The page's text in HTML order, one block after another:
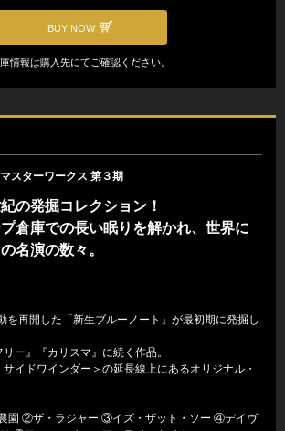
BUY NOW
情報は購入先にてご確認ください。
スターワークス 第３期
の発掘コレクション！
倉庫での長い眠りを解かれ、世界に
名演の数々。
を再開した「新生ブルーノート」が最初期に発掘し
ー』『カリスマ』に続く作品。
イドワインダー＞の延長線上にあるオリジナル・
園 ②ザ・ラジャー ③イズ・ザット・ソー ④デイヴ